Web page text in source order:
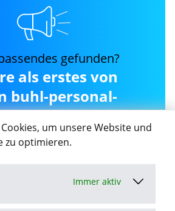
um unsere Website und
zu optimieren.
Immer aktiv
gefunden?
als erstes von
buhl-personal-
niederlassung-
Jobs in Lübeck